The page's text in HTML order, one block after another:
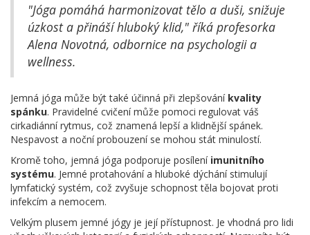
"Jóga pomáhá harmonizovat tělo a duši, snižuje
úzkost a přináší hluboký klid," říká profesorka
Alena Novotná, odbornice na psychologii a
wellness.
Jemná jóga může být také účinná při zlepšování kvality
spánku. Pravidelné cvičení může pomoci regulovat váš
cirkadiánní rytmus, což znamená lepší a klidnější spánek.
Nespavost a noční probouzení se mohou stát minulostí.
Kromě toho, jemná jóga podporuje posílení imunitního
systému. Jemné protahování a hluboké dýchání stimulují
lymfatický systém, což zvyšuje schopnost těla bojovat proti
infekcím a nemocem.
Velkým plusem jemné jógy je její přístupnost. Je vhodná pro lidi